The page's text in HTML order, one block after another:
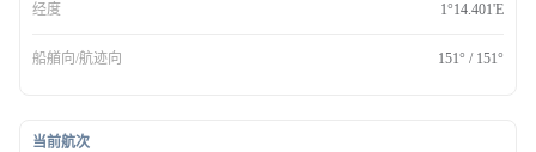
经度 1°14.401'E
船艏向/航迹向 151° / 151°
当前航次